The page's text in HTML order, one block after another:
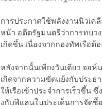
การประกาศใช้พลังงานนิวเค
หน้า อดีตรัฐมนตรีว่าการทบว
เกิดขึ้น เนื่องจากกองทัพเรือ
หลังจากนั้นเพียงวันเดียว จอ
เกิดจากความขัดแย้งกับประธ
ให้เรือเข้าประจำการเร็วขึ้น
งกับฟีแลนในประเด็นการจัดซื้